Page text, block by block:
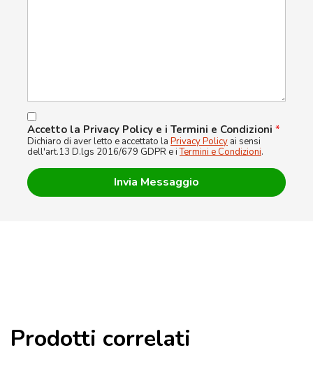
Accetto la Privacy Policy e i Termini e Condizioni *
Dichiaro di aver letto e accettato la Privacy Policy ai sensi
dell'art.13 D.lgs 2016/679 GDPR e iTermini e Condizioni.
Prodotti correlati